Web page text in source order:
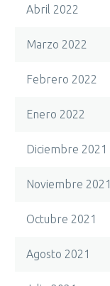
Abril 2022
Marzo 2022
Febrero 2022
Enero 2022
Diciembre 2021
Noviembre 2021
Octubre 2021
Agosto 2021